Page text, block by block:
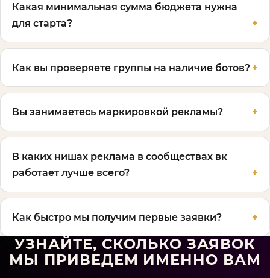
Какая минимальная сумма бюджета нужна
для старта?
Как вы проверяете группы на наличие ботов?
Вы занимаетесь маркировкой рекламы?
В каких нишах реклама в сообществах вк
работает лучше всего?
Как быстро мы получим первые заявки?
УЗНАЙТЕ, СКОЛЬКО ЗАЯВОК
МЫ ПРИВЕДЕМ ИМЕННО ВАМ